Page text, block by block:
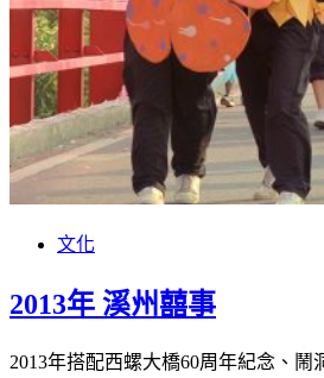
文化
2013年 溪州囍事
2013年搭配西螺大橋60周年紀念、鬧